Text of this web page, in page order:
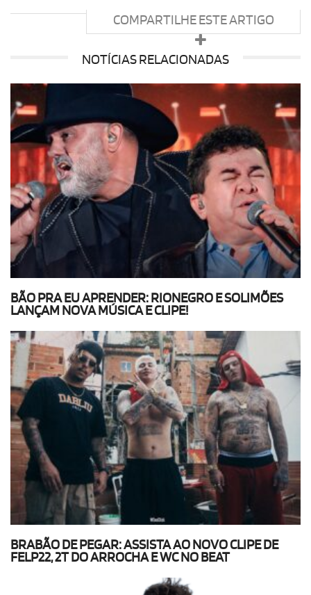
COMPARTILHE ESTE ARTIGO
NOTÍCIAS RELACIONADAS
BÃO PRA EU APRENDER: RIONEGRO E SOLIMÕES
LANÇAM NOVA MÚSICA E CLIPE!
BRABÃO DE PEGAR: ASSISTA AO NOVO CLIPE DE
FELP22, 2T DO ARROCHA E WC NO BEAT